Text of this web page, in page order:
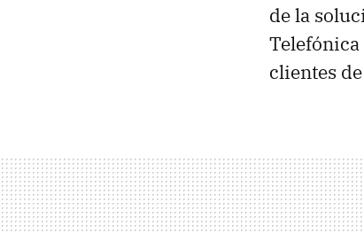
de la
Telefónica
clientes